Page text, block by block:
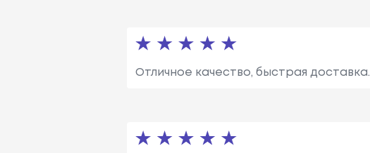
Отличное качество, быстрая доставка.